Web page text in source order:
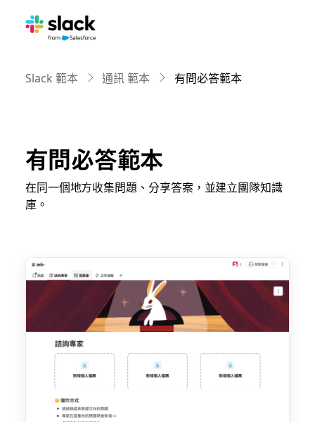
Slack 範本 通訊 範本 有問必答範本
有問必答範本
在同一個地方收集問題、分享答案，並建立團隊知識
庫。